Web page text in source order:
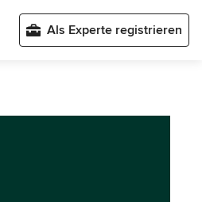
Als Experte registrieren